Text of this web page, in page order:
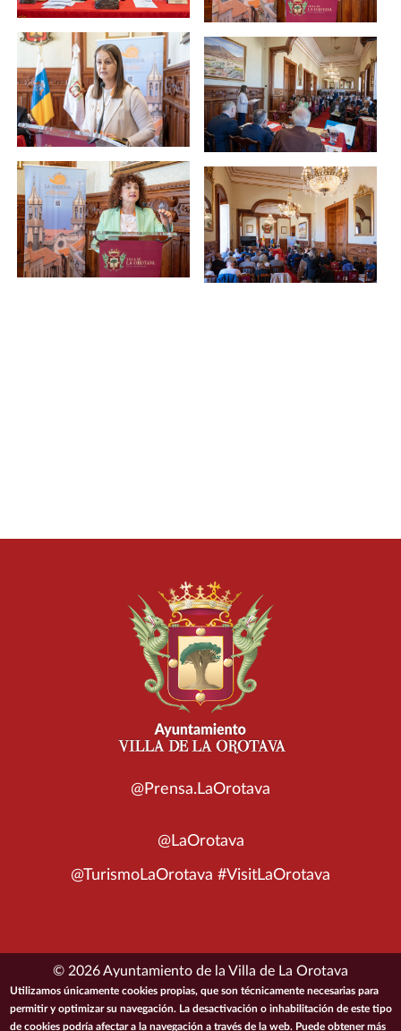
@Prensa.LaOrotava
@LaOrotava
@TurismoLaOrotava #VisitLaOrotava
© 2026 Ayuntamiento de la Villa de La Orotava
ACCESIBILIDADCONDICIONES DE USOPOLÍTICA DE PRIVACIDAD
Utilizamos únicamente cookies propias, que son técnicamente necesarias para
permitir y optimizar su navegación. La desactivación o inhabilitación de este tipo
de cookies podría afectar a la navegación a través de la web. Puede obtener más